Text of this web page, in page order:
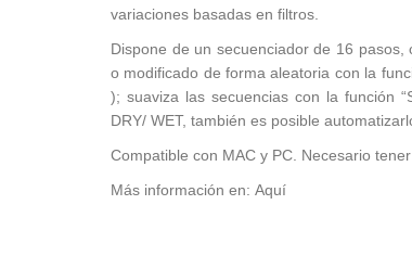
variaciones basadas en filtros.
Dispone de un secuenciador de 16
o modificado de forma aleatoria con la
); suaviza las secuencias con la función
DRY/ WET, también es posible
Compatible con MAC y PC. Necesario
Más información en: Aquí